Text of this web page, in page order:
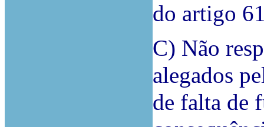
do artigo
C) Não
alegados
de falta de